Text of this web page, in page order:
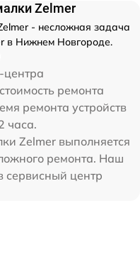
Zelmer
- несложная задача
в Нижнем Новгороде.
центра
ремонта
ремонта устройств
часа.
Zelmer выполняется
ремонта. Наш
сервисный центр